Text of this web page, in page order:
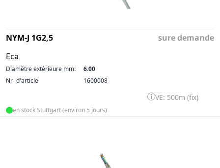
NYM-J 1G2,5
Eca
sure demande
Diamètre extérieure mm:
6.00
Nr- d'article
1600008
VE: 500m (fix)
en stock Stuttgart (environ 5 jours)